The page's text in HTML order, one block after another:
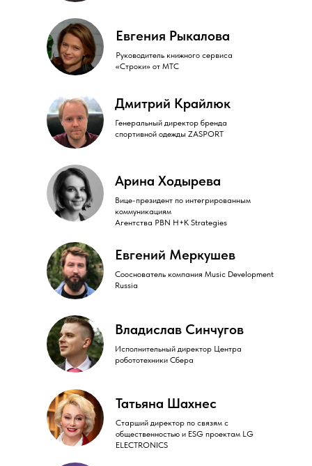
Евгения Рыкалова
Руководитель книжного сервиса
«Строки» от МТС
Дмитрий Крайлюк
Генеральный директор бренда
спортивной одежды ZASPORT
Арина Ходырева
Вице-президент по интегрированным
коммуникациям
Агентства PBN H+K Strategies
Евгений Меркушев
Сооснователь компания Music Development
Russia
Владислав Синчугов
Исполнительный директор Центра
робототехники Сбера
Татьяна Шахнес
Cтарший директор по связям с
общественностью и ESG проектам LG
ELECTRONICS